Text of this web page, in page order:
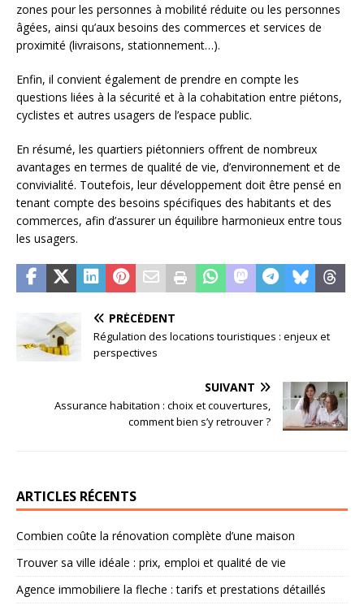
zones pour les personnes à mobilité réduite ou les personnes
âgées, ainsi qu’aux besoins des commerces et services de
proximité (livraisons, stationnement…).
Enfin, il convient également de prendre en compte les
questions liées à la sécurité et à la cohabitation entre piétons,
cyclistes et autres usagers de l’espace public.
En résumé, les quartiers piétonniers offrent de nombreux
avantages en termes de qualité de vie, d’environnement et de
convivialité. Toutefois, leur développement doit être pensé en
tenant compte des besoins spécifiques des habitants et des
commerces, afin d’assurer un équilibre harmonieux entre tous
les usagers.
PRÉCÉDENT
Régulation des locations touristiques : enjeux et
perspectives
SUIVANT
Assurance habitation : choix et couvertures,
comment bien s’y retrouver ?
ARTICLES RÉCENTS
Combien coûte la rénovation complète d’une maison
Trouver sa ville idéale : prix, emploi et qualité de vie
Agence immobiliere la fleche : tarifs et prestations détaillés